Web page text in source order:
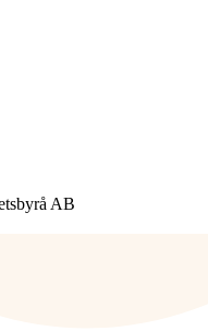
AB